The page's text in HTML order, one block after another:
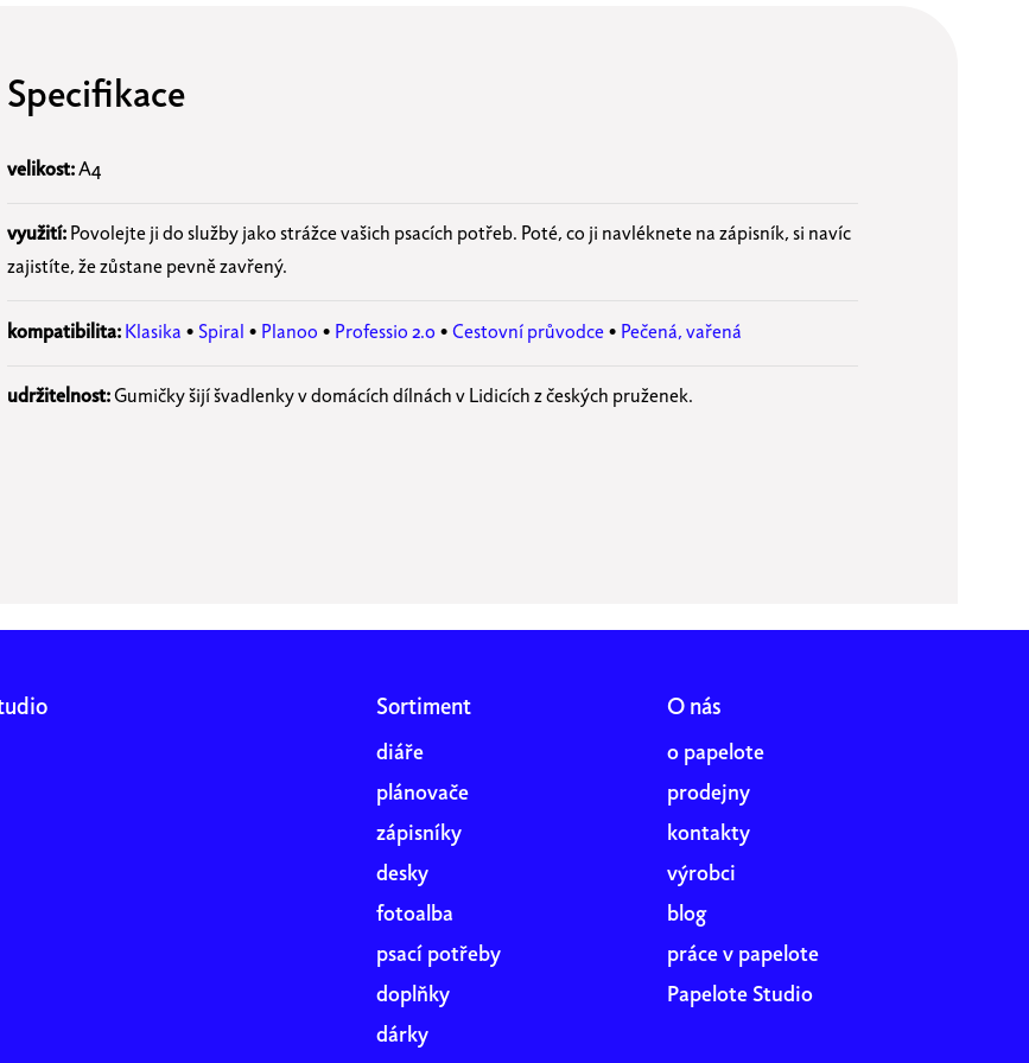
Specifikace
velikost:A4
využití: Povolejte ji do služby jako strážce vašich psacích potřeb. Poté, co ji navléknete na zápisník, si navíc
zajistíte, že zůstane pevně zavřený.
kompatibilita: Klasika • Spiral • Planoo • Professio 2.0 •Cestovní průvodce • Pečená, vařená
udržitelnost:Gumičky šijí švadlenky v domácích dílnách v Lidicích z českých pruženek.
Sortiment
diáře
plánovače
zápisníky
desky
fotoalba
psací potřeby
doplňky
dárky
O nás
o papelote
prodejny
kontakty
výrobci
blog
práce v papelote
Papelote Studio